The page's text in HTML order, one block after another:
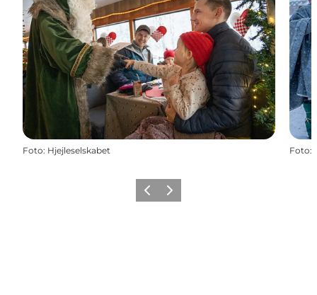
Foto: Hjejleselskabet Foto:
ZurückWeiter